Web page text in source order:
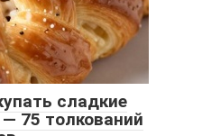
сладкие
75 толкований